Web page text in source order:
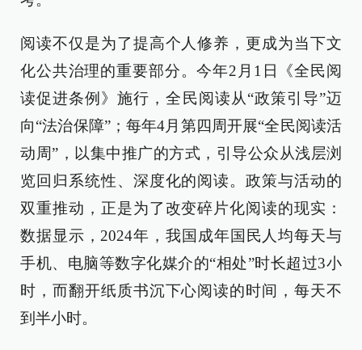
阅读不仅是为了提高个人修养，更成为当下文
化公共治理的重要部分。今年2月1日《全民阅
读促进条例》施行，全民阅读从“政策引导”迈
向“法治保障”；每年4月第四周开展“全民阅读活
动周”，以集中推广的方式，引导公众从浅层浏
览回归系统性、深度化的阅读。政策与活动的
双重推动，正是为了改变碎片化阅读的现实：
数据显示，2024年，我国成年国民人均每天与
手机、电脑等数字化媒介的“相处”时长超过3小
时，而翻开纸质书沉下心阅读的时间，每天不
到半小时。